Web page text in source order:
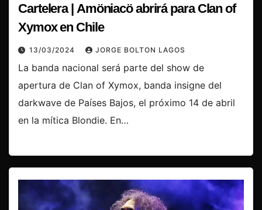
Cartelera | Amöniacö abrirá para Clan of
Xymox en Chile
13/03/2024 JORGE BOLTON LAGOS
La banda nacional será parte del show de
apertura de Clan of Xymox, banda insigne del
darkwave de Países Bajos, el próximo 14 de abril
en la mítica Blondie. En…